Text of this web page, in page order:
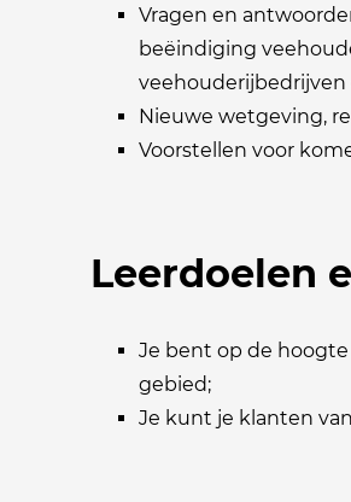
Vragen en
beëindiging
Nieuwe wetgeving,
Voorstellen voor
Leerdoelen
Je bent op de
gebied;
Je kunt je klanten